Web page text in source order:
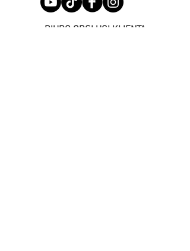
BIURO OBSŁUGI KLIENTA